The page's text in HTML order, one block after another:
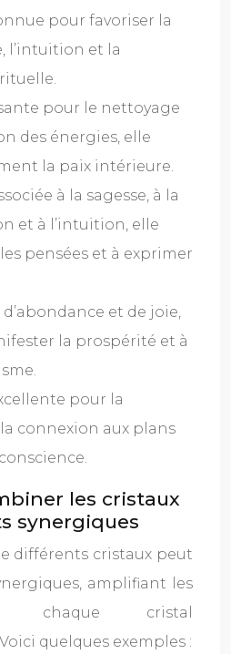
pour favoriser la
l’intuition et la
pour le nettoyage
des énergies, elle
la paix intérieure.
à la sagesse, à la
et à l’intuition, elle
pensées et à exprimer
et de joie,
la prospérité et à
pour la
connexion aux plans
les cristaux
synergiques
différents cristaux peut
amplifiant les
chaque cristal
quelques exemples :